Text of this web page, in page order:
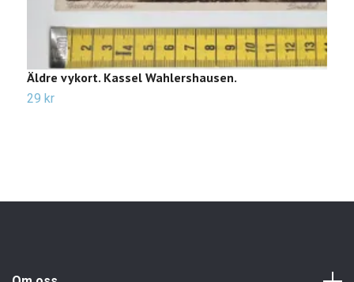
Äldre vykort. Kassel Wahlershausen.
29 kr